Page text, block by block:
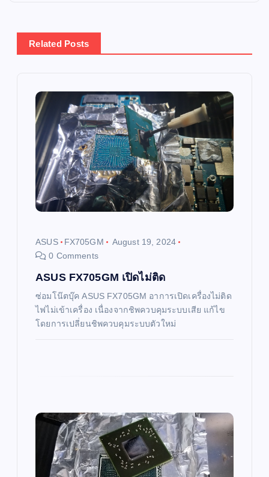
n
a
Related Posts
ASUS FX705GM
August 19, 2024
0 Comments
ASUS FX705GM เปิดไม่ติด
ซ่อมโน๊ตบุ๊ค ASUS FX705GM อาการเปิดเครื่องไม่ติด
ไฟไม่เข้าเครื่อง เนื่องจากชิพควบคุมระบบเสีย แก้ไข
โดยการเปลี่ยนชิพควบคุมระบบตัวใหม่